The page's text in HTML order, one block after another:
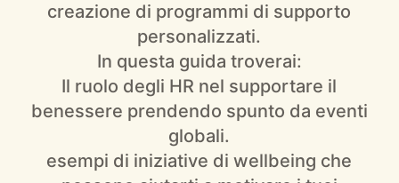
creazione di programmi di supporto
personalizzati.
In questa guida troverai:
Il ruolo degli HR nel supportare il
benessere prendendo spunto da eventi
globali.
esempi di iniziative di wellbeing che